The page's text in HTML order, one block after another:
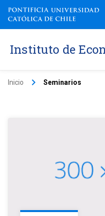
Instituto de
Inicio keyboard_arrow_right Seminarios